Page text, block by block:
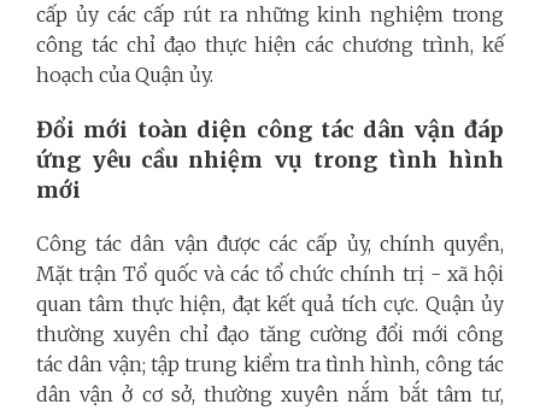
cấp ủy các cấp rút ra những kinh nghiệm trong
công tác chỉ đạo thực hiện các chương trình, kế
hoạch của Quận ủy.
Đổi mới toàn diện công tác dân vận đáp
ứng yêu cầu nhiệm vụ trong tình hình
mới
Công tác dân vận được các cấp ủy, chính quyền,
Mặt trận Tổ quốc và các tổ chức chính trị - xã hội
quan tâm thực hiện, đạt kết quả tích cực. Quận ủy
thường xuyên chỉ đạo tăng cường đổi mới công
tác dân vận; tập trung kiểm tra tình hình, công tác
dân vận ở cơ sở, thường xuyên nắm bắt tâm tư,